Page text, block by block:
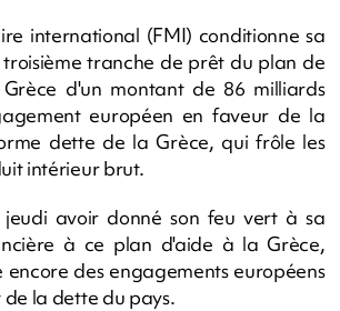
international (FMI) conditionne sa
tranche de prêt du plan de
d'un montant de 86 milliards
européen en faveur de la
dette de la Grèce, qui frôle les
intérieur brut.
avoir donné son feu vert à sa
à ce plan d'aide à la Grèce,
des engagements européens
la dette du pays.